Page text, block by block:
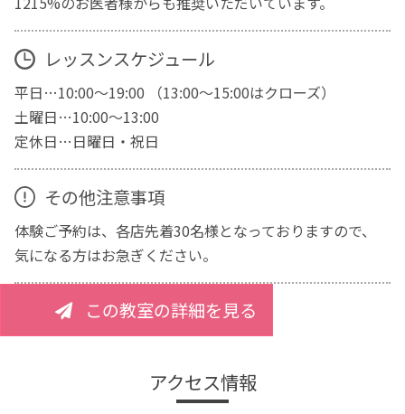
レッスンスケジュール
平日…10:00～19:00 （13:00～15:00はクローズ）
土曜日…10:00～13:00
定休日…日曜日・祝日
その他注意事項
体験ご予約は、各店先着30名様となっておりますので、
気になる方はお急ぎください。
この教室の詳細を見る
アクセス情報